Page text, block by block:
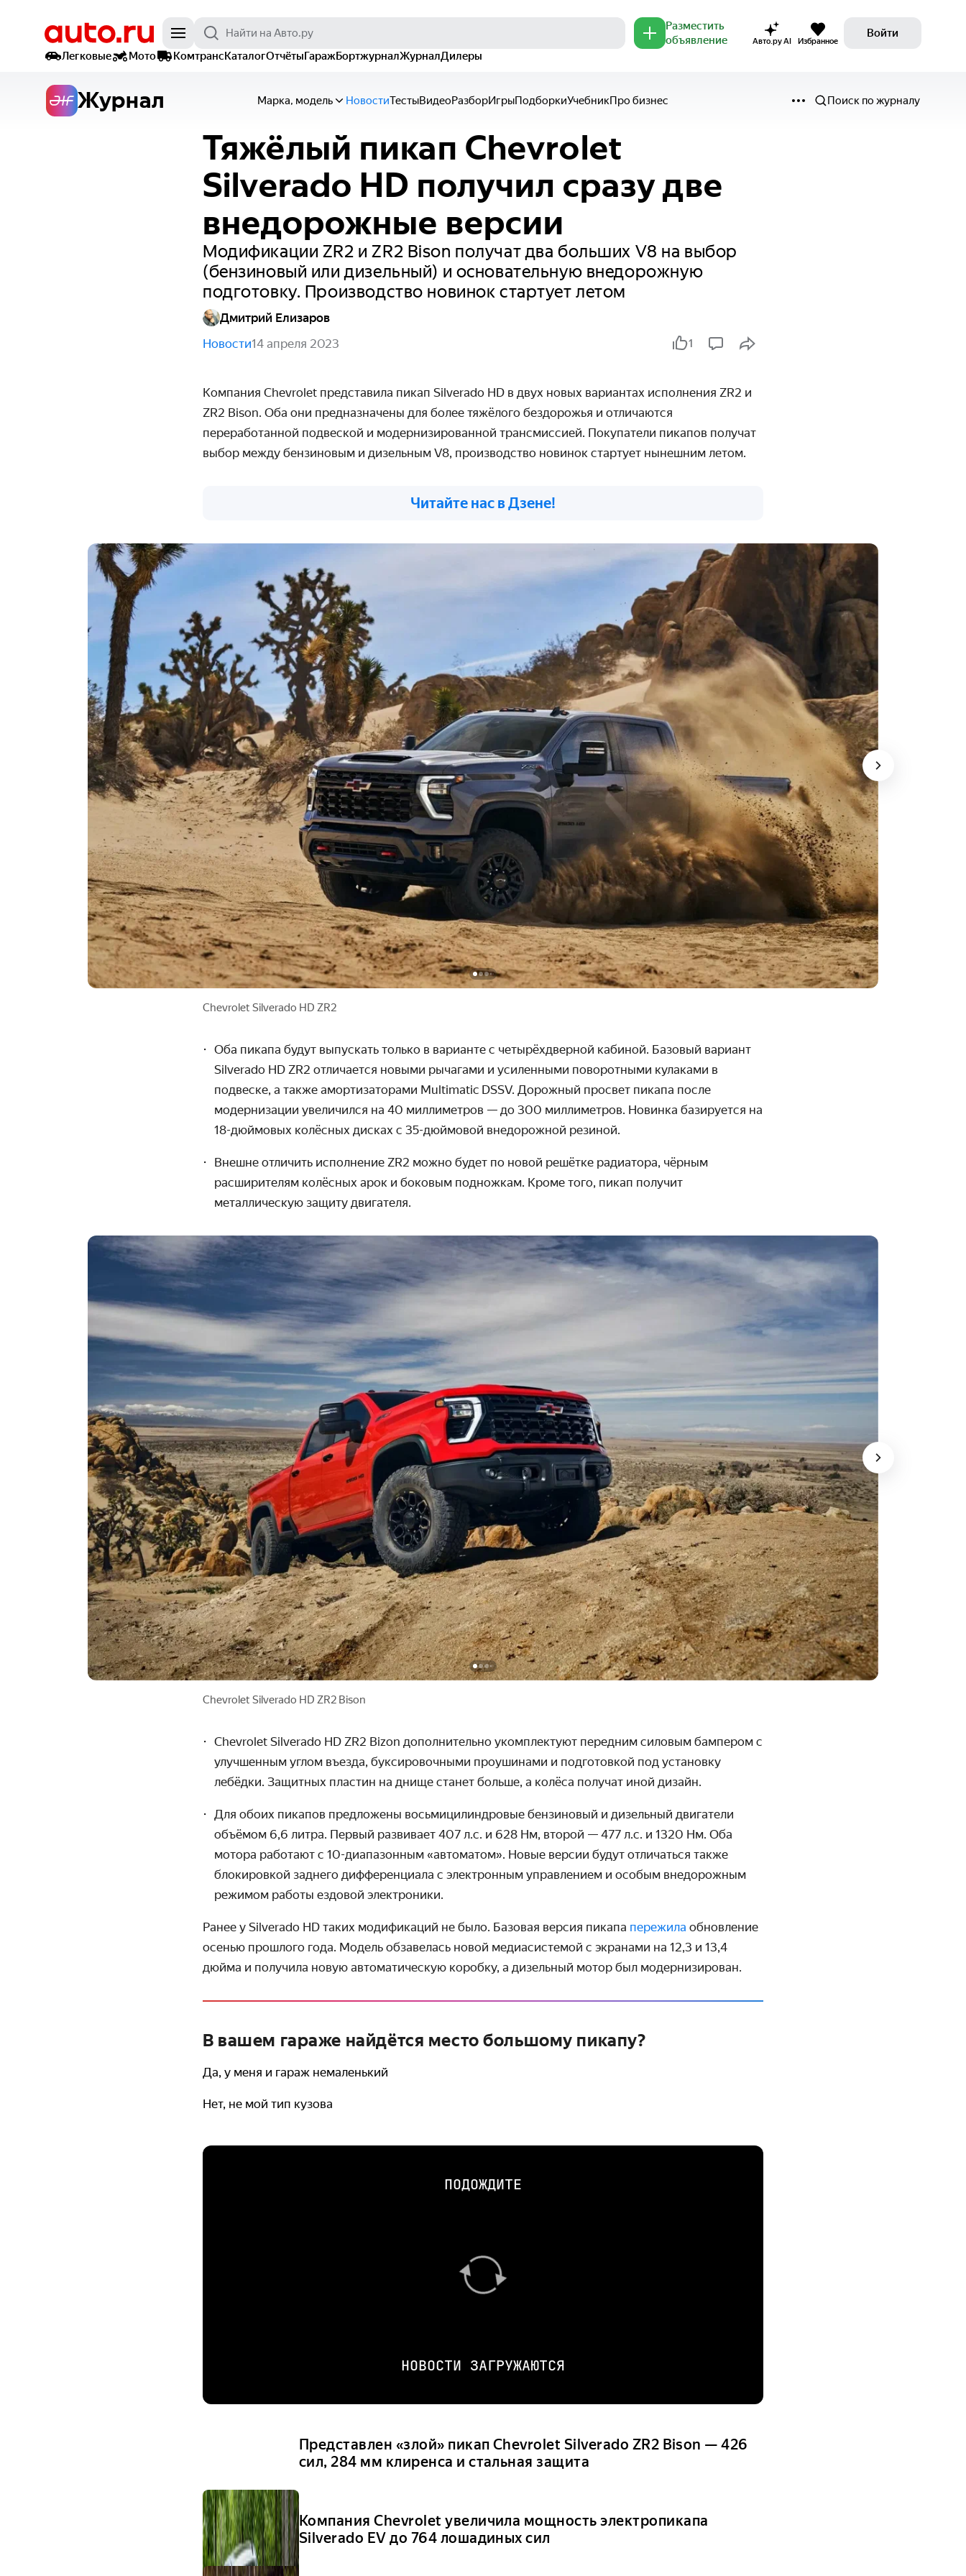
Разместить
объявление
Авто.ру AI Избранное
Войти
Легковые
Мото КомтрансКаталогОтчётыГаражБортжурналЖурналДилеры
Журнал Марка, модель НовостиТестыВидеоРазборИгрыПодборкиУчебникПро бизнес Поиск по журналу
Тяжёлый пикап Chevrolet
Silverado HD получил сразу две
внедорожные версии
Модификации ZR2 и ZR2 Bison получат два больших V8 на выбор
(бензиновый или дизельный) и основательную внедорожную
подготовку. Производство новинок стартует летом
Дмитрий Елизаров
Новости14 апреля 2023 1
Компания Chevrolet представила пикап Silverado HD в двух новых вариантах исполнения ZR2 и
ZR2 Bison. Оба они предназначены для более тяжёлого бездорожья и отличаются
переработанной подвеской и модернизированной трансмиссией. Покупатели пикапов получат
выбор между бензиновым и дизельным V8, производство новинок стартует нынешним летом.
Читайте нас в Дзене!
Chevrolet Silverado HD ZR2
Оба пикапа будут выпускать только в варианте с четырёхдверной кабиной. Базовый вариант
Silverado HD ZR2 отличается новыми рычагами и усиленными поворотными кулаками в
подвеске, а также амортизаторами Multimatic DSSV. Дорожный просвет пикапа после
модернизации увеличился на 40 миллиметров — до 300 миллиметров. Новинка базируется на
18-дюймовых колёсных дисках с 35-дюймовой внедорожной резиной.
Внешне отличить исполнение ZR2 можно будет по новой решётке радиатора, чёрным
расширителям колёсных арок и боковым подножкам. Кроме того, пикап получит
металлическую защиту двигателя.
Chevrolet Silverado HD ZR2 Bison
Chevrolet Silverado HD ZR2 Bizon дополнительно укомплектуют передним силовым бампером с
улучшенным углом въезда, буксировочными проушинами и подготовкой под установку
лебёдки. Защитных пластин на днище станет больше, а колёса получат иной дизайн.
Для обоих пикапов предложены восьмицилиндровые бензиновый и дизельный двигатели
объёмом 6,6 литра. Первый развивает 407 л.с. и 628 Нм, второй — 477 л.с. и 1320 Нм. Оба
мотора работают с 10-диапазонным «автоматом». Новые версии будут отличаться также
блокировкой заднего дифференциала с электронным управлением и особым внедорожным
режимом работы ездовой электроники.
Ранее у Silverado HD таких модификаций не было. Базовая версия пикапа пережила обновление
осенью прошлого года. Модель обзавелась новой медиасистемой с экранами на 12,3 и 13,4
дюйма и получила новую автоматическую коробку, а дизельный мотор был модернизирован.
В вашем гараже найдётся место большому пикапу?
Да, у меня и гараж немаленький
Нет, не мой тип кузова
ПОДОЖДИТЕ
НОВОСТИ ЗАГРУЖАЮТСЯ
Представлен «злой» пикап Chevrolet Silverado ZR2 Bison — 426
сил, 284 мм клиренса и стальная защита
Компания Chevrolet увеличила мощность электропикапа
Silverado EV до 764 лошадиных сил